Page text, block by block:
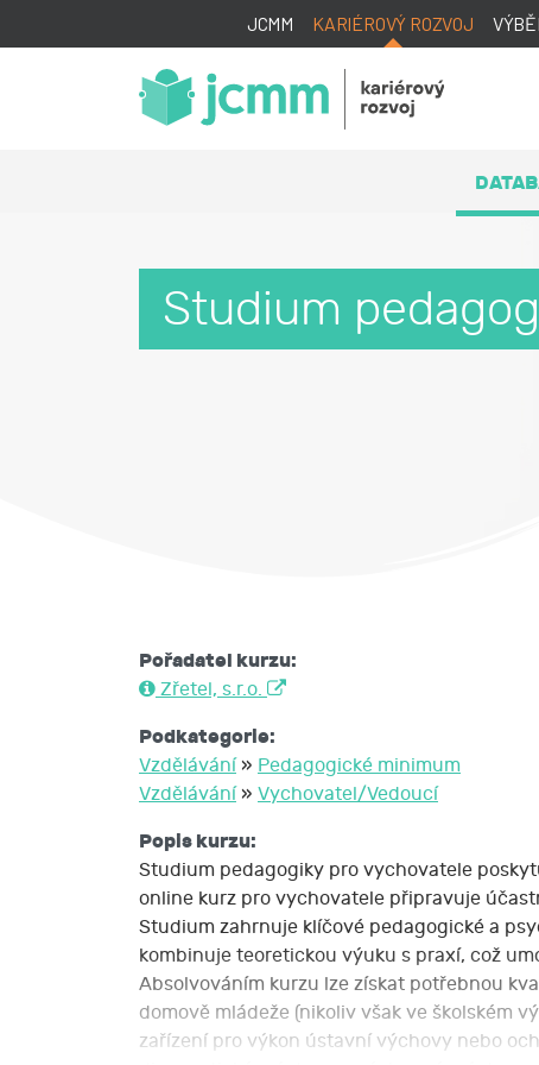
JCMM KARIÉROVÝ ROZVOJ
Studium
Pořadatel kurzu:
Zřetel, s.r.o.
Podkategorie:
Vzdělávání» Pedagogické minimum
Vzdělávání» Vychovatel/Vedoucí
Popis kurzu:
Studium pedagogiky pro vychovatele
online kurz pro vychovatele připravuje
Studium zahrnuje klíčové pedagogické a
kombinuje teoretickou výuku s praxí, což
Absolvováním kurzu lze získat potřebnou
domově mládeže (nikoliv však ve školském
zařízení pro výkon ústavní výchovy nebo